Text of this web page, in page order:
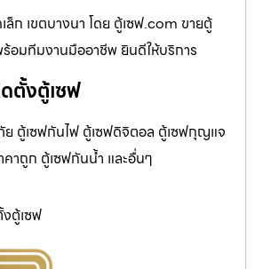
ล็ก เขตบางนา โดย ตู้เซฟ.com ขายตู้
อมทีมงานมืออาชีพ ยินดีให้บริการ
ตั้งตู้เซฟ
ย ตู้เซฟกันไฟ ตู้เซฟดิจิตอล ตู้เซฟกุญแจ
คาถูก ตู้เซฟกันน้ำ และอื่นๆ
ตู้เซฟ